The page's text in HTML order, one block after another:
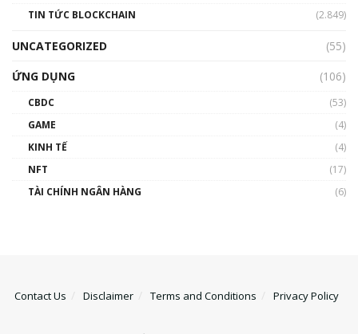
TIN TỨC BLOCKCHAIN
(2.849)
UNCATEGORIZED
(55)
ỨNG DỤNG
(106)
CBDC
(53)
GAME
(4)
KINH TẾ
(4)
NFT
(17)
TÀI CHÍNH NGÂN HÀNG
(6)
Contact Us Disclaimer Terms and Conditions Privacy Policy